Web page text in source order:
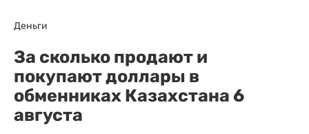
Деньги
За сколько продают и
покупают доллары в
обменниках Казахстана 6
августа